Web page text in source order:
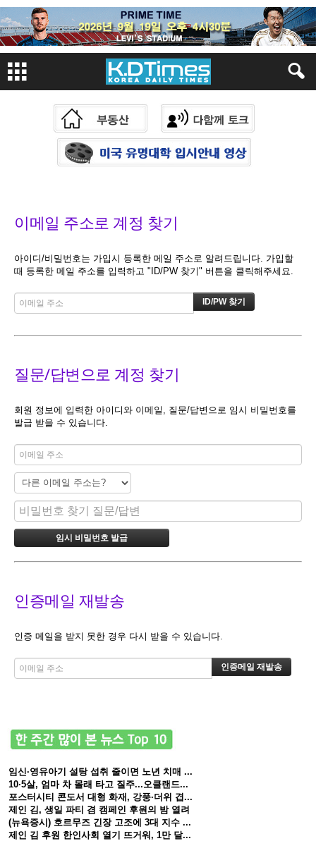
이메일 주소로 계정 찾기
아이디/비밀번호는 가입시 등록한 메일 주소로 알려드립니다. 가입할
때 등록한 메일 주소를 입력하고 "ID/PW 찾기" 버튼을 클릭해주세요.
질문/답변으로 계정 찾기
회원 정보에 입력한 아이디와 이메일, 질문/답변으로 임시 비밀번호를
발급 받을 수 있습니다.
인증메일 재발송
인증 메일을 받지 못한 경우 다시 받을 수 있습니다.
임신·영유아기 설탕 섭취 줄이면 노년 치매 ...
10·5살, 엄마 차 몰래 타고 질주...오클랜드...
포스터시티 콘도서 대형 화재, 강풍·더위 겹...
제인 김, 생일 파티 겸 캠페인 후원의 밤 열려
(뉴욕증시) 호르무즈 긴장 고조에 3대 지수 ...
제인 김 후원 한인사회 열기 뜨거워, 1만 달...